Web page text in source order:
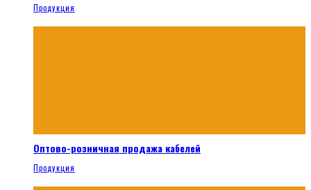
Продукция
Оптово-розничная продажа кабелей
Продукция